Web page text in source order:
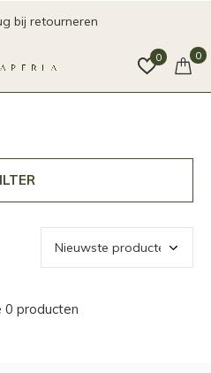
0 0
bij retourneren
0 producten